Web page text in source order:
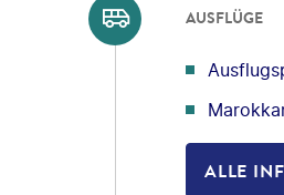
AUSFLÜGE
ALLE